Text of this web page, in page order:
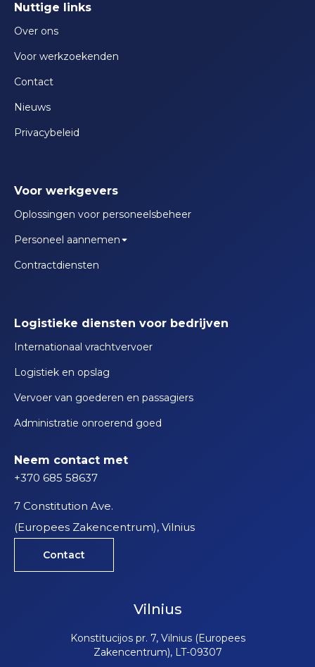
Neem contact met
+370 685 58637
7 Constitution Ave.
(Europees Zakencentrum), Vilnius
Contact
Vilnius
Konstitucijos pr. 7, Vilnius (Europees
Zakencentrum), LT-09307
Nuttige links
Over ons
Voor werkzoekenden
Contact
Nieuws
Privacybeleid
Voor werkgevers
Oplossingen voor personeelsbeheer
Personeel aannemen
Contractdiensten
Logistieke diensten voor bedrijven
Internationaal vrachtvervoer
Logistiek en opslag
Vervoer van goederen en passagiers
Administratie onroerend goed